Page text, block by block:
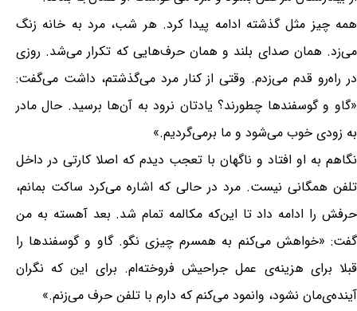
همه چیز مثل گذشته ادامه پیدا کرد. هر شب، مرد به خانه زنگ
می‌زد. همان صدای بلند و همان حرف‌هایی که تکرار می‌شد. روزی
در راه‌رو قدم می‌زدم. وقتی از کنار مرد می‌گذشتم، داشت می‌گفت:
«گاو و گوسفندها چطورند؟ یادتان نرود به آن‌ها برسید. حال مادر
به زودی خوب می‌شود و ما برمی‌گردیم.»
نگاهم به او افتاد و ناگهان با تعجب دیدم که اصلا کارتی در داخل
تلفن همگانی نیست. مرد در حالی که اشاره می‌کرد ساکت بمانم،
حرفش را ادامه داد تا این‌که مکالمه تمام شد. بعد آهسته به من
گفت: «خواهش می‌کنم به همسرم چیزی نگو. گاو و گوسفندها را
قبلا برای هزینه‌ی عمل جراحیش فروخته‌ام. برای این که نگران
آینده‌ی‌مان نشود، وانمود می‌کنم که دارم با تلفن حرف می‌زنم.»